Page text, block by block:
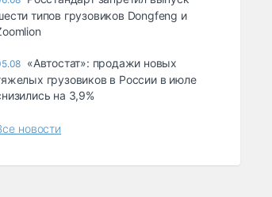
типов грузовиков Dongfeng и
«Автостат»: продажи новых
грузовиков в России в июле
на 3,9%
новости